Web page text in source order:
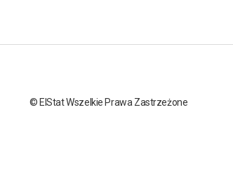
© ElStat Wszelkie Prawa Zastrzeżone